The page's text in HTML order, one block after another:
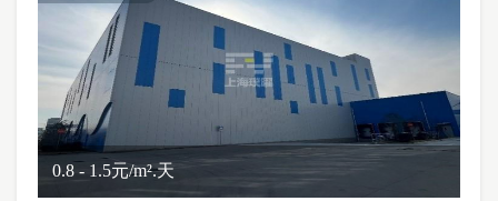
0.8 - 1.5元/m².天